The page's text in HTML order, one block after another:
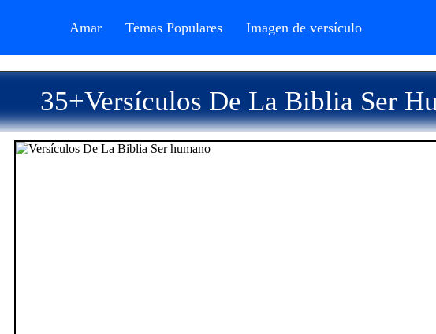
Amar Temas Populares Imagen de versículo
35+Versículos De La Biblia Ser